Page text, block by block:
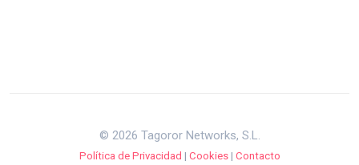
© 2026 Tagoror Networks, S.L.
Política de Privacidad | Cookies| Contacto